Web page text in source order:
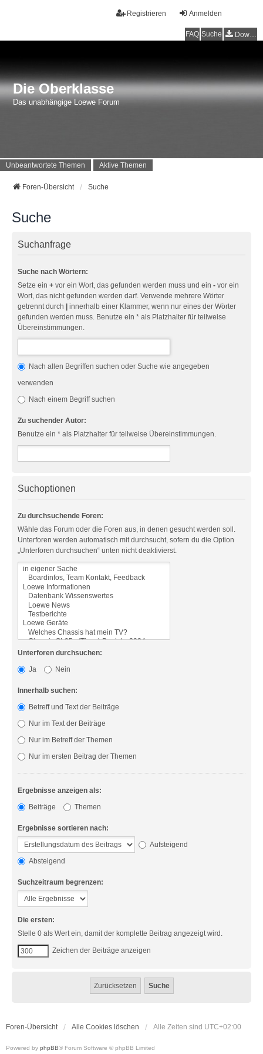
Anmelden
Registrieren
FAQ Suche Downloads
Die Oberklasse
Das unabhängige Loewe Forum
Unbeantwortete Themen Aktive Themen
Foren-Übersicht Suche
Suche
Suchanfrage
Suche nach Wörtern:
Setze ein + vor ein Wort, das gefunden werden muss und ein - vor ein
Wort, das nicht gefunden werden darf. Verwende mehrere Wörter
getrennt durch
innerhalb einer Klammer, wenn nur eines der Wörter
gefunden werden muss. Benutze ein * als Platzhalter für teilweise
Übereinstimmungen.
Nach allen Begriffen suchen oder Suche wie angegeben
verwenden
Nach einem Begriff suchen
Zu suchender Autor:
Benutze ein * als Platzhalter für teilweise Übereinstimmungen.
Suchoptionen
Zu durchsuchende Foren:
Wähle das Forum oder die Foren aus, in denen gesucht werden soll.
Unterforen werden automatisch mit durchsucht, sofern du die Option
„Unterforen durchsuchen“ unten nicht deaktivierst.
Unterforen durchsuchen:
Ja
Nein
Innerhalb suchen:
Betreff und Text der Beiträge
Nur im Text der Beiträge
Nur im Betreff der Themen
Nur im ersten Beitrag der Themen
Ergebnisse anzeigen als:
Beiträge
Themen
Ergebnisse sortieren nach:
Aufsteigend
Absteigend
Suchzeitraum begrenzen:
Die ersten:
Stelle 0 als Wert ein, damit der komplette Beitrag angezeigt wird.
Zeichen der Beiträge anzeigen
Foren-Übersicht Alle Cookies löschen Alle Zeiten sind UTC+02:00
Powered by phpBB® Forum Software © phpBB Limited